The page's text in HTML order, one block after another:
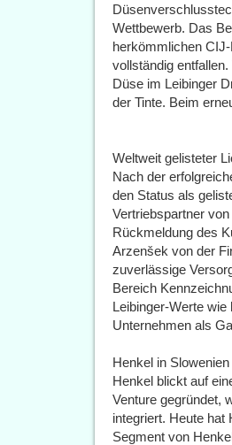
Wettbewerb. Das
herkömmlichen
vollständig
Düse im Leibinger
der Tinte. Beim
Weltweit gelisteter
Nach der
den Status als
Vertriebspartner
Rückmeldung des
Arzenšek von der
zuverlässige
Bereich
Leibinger-Werte
Unternehmen als
Henkel in Slowenien
Henkel blickt auf
Venture gegründet,
integriert. Heute hat
Segment von